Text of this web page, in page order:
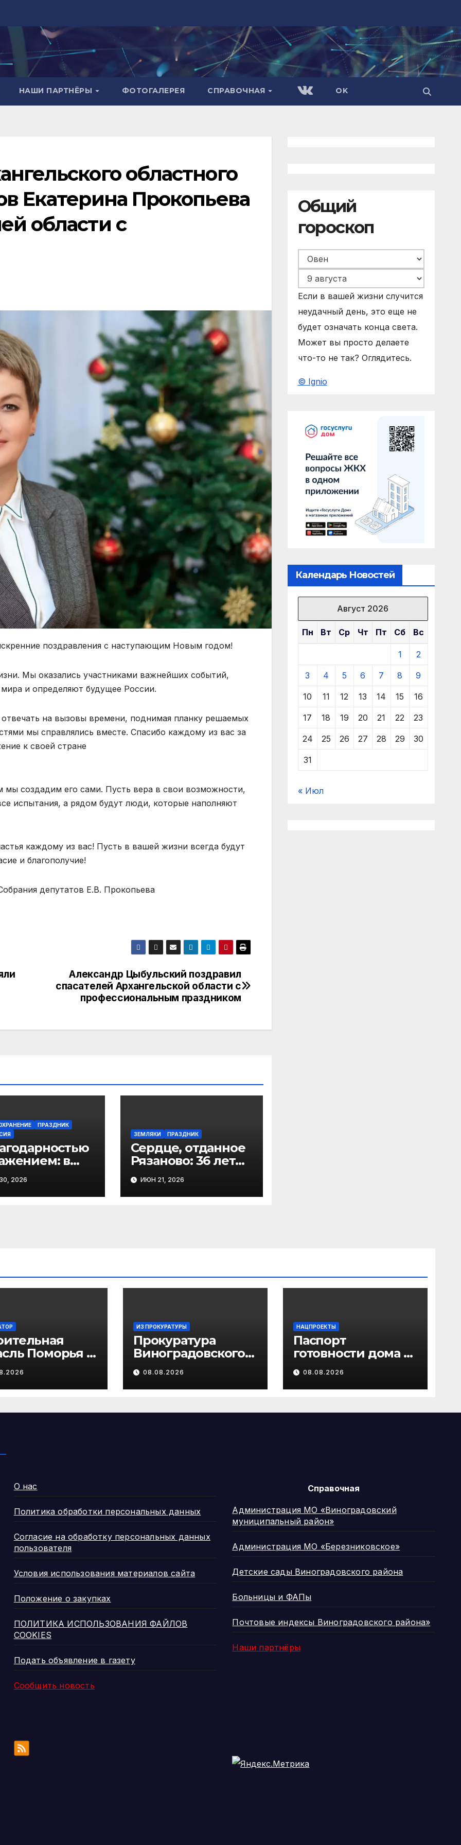
НАШИ ПАРТНЁРЫ ФОТОГАЛЕРЕЯ СПРАВОЧНАЯ OK
областного
Екатерина Прокопьева
области с
поздравления с наступающим Новым годом!
Мы оказались участниками важнейших событий,
и определяют будущее России.
на вызовы времени, поднимая планку решаемых
мы справлялись вместе. Спасибо каждому из вас за
к своей стране
мы создадим его сами. Пусть вера в свои возможности,
испытания, а рядом будут люди, которые наполняют
каждому из вас! Пусть в вашей жизни всегда будут
и благополучие!
депутатов Е.В. Прокопьева
Александр Цыбульский поздравил
спасателей Архангельской области с
профессиональным праздником
ПРАЗДНИК
в
наградили
2026
ЗЕМЛЯКИ ПРАЗДНИК
Сердце, отданное
Рязаново: 36 лет
милосердия
Лидии
Николаевны
ИЮН 21, 2026
Общий
гороскоп
Если в вашей жизни случится
неудачный день, это еще не
будет означать конца света.
Может вы просто делаете
что-то не так? Оглядитесь.
© Ignio
Календарь Новостей
Август 2026
Пн Вт Ср Чт Пт Сб Вс
1 2
3 4 5 6 7 8 9
10 11 12 13 14 15 16
17 18 19 20 21 22 23
24 25 26 27 28 29 30
31
« Июл
Поморья –
региона
ИЗ ПРОКУРАТУРЫ
Прокуратура
Виноградовского
района
информирует об
изменениях
об
08.08.2026
НАЦПРОЕКТЫ
Паспорт
готовности дома к
зиме станет
обязательным
лицензионным
управляющих
08.08.2026
О нас
Политика обработки персональных данных
Согласие на обработку персональных данных
пользователя
Условия использования материалов сайта
Положение о закупках
ПОЛИТИКА ИСПОЛЬЗОВАНИЯ ФАЙЛОВ
COOKIES
Подать объявление в газету
Сообщить новость
Справочная
Администрация МО «Виноградовский
муниципальный район»
Администрация МО «Березниковское»
Детские сады Виноградовского района
Больницы и ФАПы
Почтовые индексы Виноградовского района»
Наши партнёры